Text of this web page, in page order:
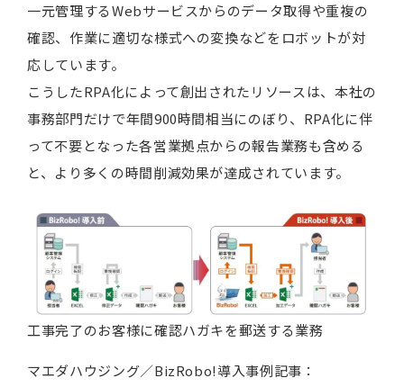
一元管理するWebサービスからのデータ取得や重複の
確認、作業に適切な様式への変換などをロボットが対
応しています。
こうしたRPA化によって創出されたリソースは、本社の
事務部門だけで年間900時間相当にのぼり、RPA化に伴
って不要となった各営業拠点からの報告業務も含める
と、より多くの時間削減効果が達成されています。
工事完了のお客様に確認ハガキを郵送する業務
マエダハウジング／BizRobo!導入事例記事：